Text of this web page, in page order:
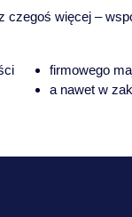
czegoś więcej –
firmowego
a nawet w